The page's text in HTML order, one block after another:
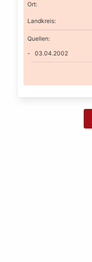
Ort:
Landkreis:
Quellen:
03.04.2002